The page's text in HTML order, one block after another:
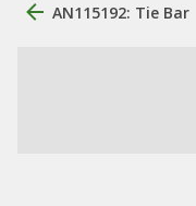
AN115192: Tie Bar